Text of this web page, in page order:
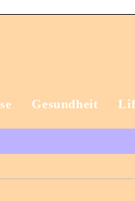
Gesundheit